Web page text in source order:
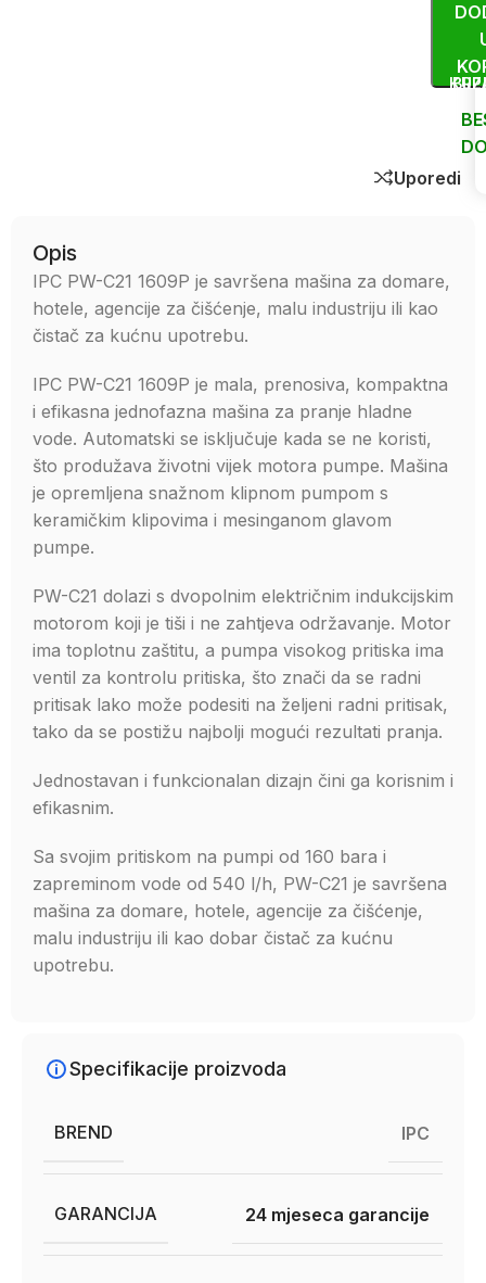
Uporedi
Opis
IPC PW-C21 1609P je savršena mašina za domare,
hotele, agencije za čišćenje, malu industriju ili kao
čistač za kućnu upotrebu.
IPC PW-C21 1609P je mala, prenosiva, kompaktna
i efikasna jednofazna mašina za pranje hladne
vode. Automatski se isključuje kada se ne koristi,
što produžava životni vijek motora pumpe. Mašina
je opremljena snažnom klipnom pumpom s
keramičkim klipovima i mesinganom glavom
pumpe.
PW-C21 dolazi s dvopolnim električnim indukcijskim
motorom koji je tiši i ne zahtjeva održavanje. Motor
ima toplotnu zaštitu, a pumpa visokog pritiska ima
ventil za kontrolu pritiska, što znači da se radni
pritisak lako može podesiti na željeni radni pritisak,
tako da se postižu najbolji mogući rezultati pranja.
Jednostavan i funkcionalan dizajn čini ga korisnim i
efikasnim.
Sa svojim pritiskom na pumpi od 160 bara i
zapreminom vode od 540 l/h, PW-C21 je savršena
mašina za domare, hotele, agencije za čišćenje,
malu industriju ili kao dobar čistač za kućnu
upotrebu.
Specifikacije proizvoda
BREND IPC
GARANCIJA 24 mjeseca garancije